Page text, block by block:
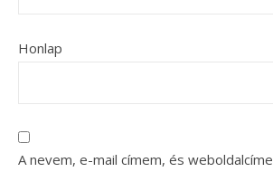
Honlap
A nevem, e-mail címem, és